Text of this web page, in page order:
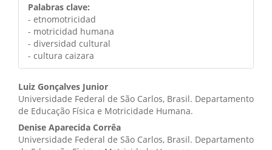
Palabras clave:
- etnomotricidad
- motricidad humana
- diversidad cultural
- cultura caizara
Contenido
principal
del
Luiz Gonçalves Junior
Universidade Federal de São Carlos, Brasil. Departamento
de Educação Física e Motricidade Humana.
Denise Aparecida Corrêa
Universidade Federal de São Carlos, Brasil. Departamento